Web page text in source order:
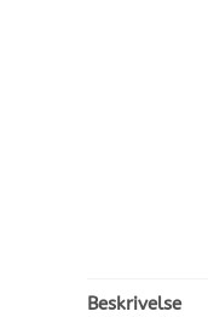
Beskrivelse